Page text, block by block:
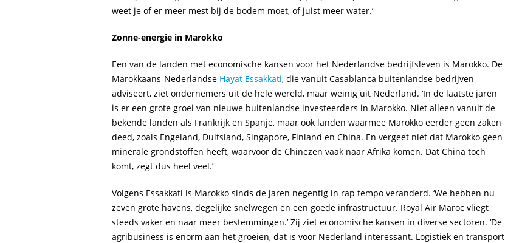
weet je of er meer mest bij de bodem moet, of juist meer water.’
Zonne-energie in Marokko
Een van de landen met economische kansen voor het Nederlandse bedrijfsleven is Marokko. De
Marokkaans-Nederlandse Hayat Essakkati, die vanuit Casablanca buitenlandse bedrijven
adviseert, ziet ondernemers uit de hele wereld, maar weinig uit Nederland. ‘In de laatste jaren
is er een grote groei van nieuwe buitenlandse investeerders in Marokko. Niet alleen vanuit de
bekende landen als Frankrijk en Spanje, maar ook landen waarmee Marokko eerder geen zaken
deed, zoals Engeland, Duitsland, Singapore, Finland en China. En vergeet niet dat Marokko geen
minerale grondstoffen heeft, waarvoor de Chinezen vaak naar Afrika komen. Dat China toch
komt, zegt dus heel veel.’
Volgens Essakkati is Marokko sinds de jaren negentig in rap tempo veranderd. ‘We hebben nu
zeven grote havens, degelijke snelwegen en een goede infrastructuur. Royal Air Maroc vliegt
steeds vaker en naar meer bestemmingen.’ Zij ziet economische kansen in diverse sectoren. ‘De
agribusiness is enorm aan het groeien, dat is voor Nederland interessant. Logistiek en transport